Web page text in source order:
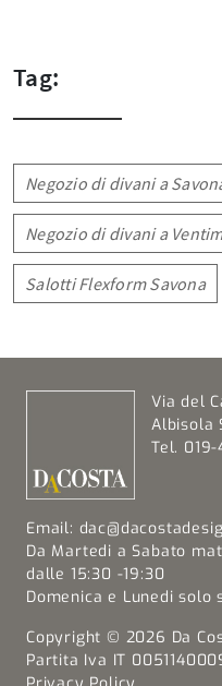
Tag:
Negozio di divani a
Negozio di divani a
Salotti Flexform Savona
Via del
Albisola
Tel.
Email:
Da Martedi a Sabato
dalle 15:30 -19:30
Domenica e Lunedi solo
Copyright © 2026 Da
Partita Iva IT